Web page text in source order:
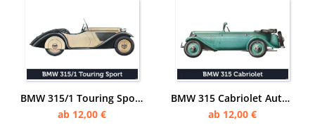
BMW 315/1 Touring Sport Auto PKW Wagen Poster Plakat
ab 12,00 €
BMW 315 Cabriolet Auto PKW Wagen Poster Plakat
ab 12,00 €